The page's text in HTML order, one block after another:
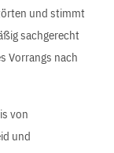
und stimmt
sachgerecht
Vorrangs nach
von
und